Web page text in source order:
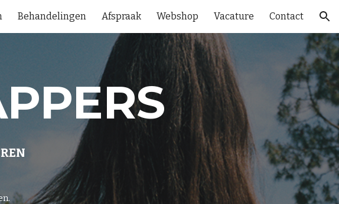
Skip to navigation
Behandelingen Afspraak Webshop Vacature Contact